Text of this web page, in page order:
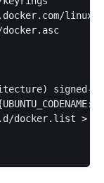
signed-
docker.list > /